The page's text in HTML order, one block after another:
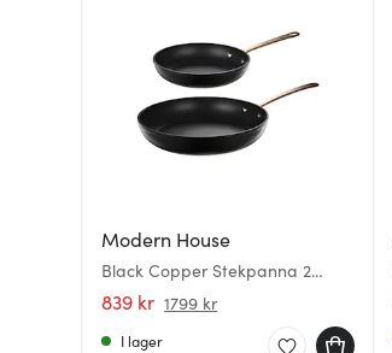
Modern House
Black Copper Stekpanna 2
delar 20+28 cm Svart/Koppar
839 kr 1799 kr
I lager